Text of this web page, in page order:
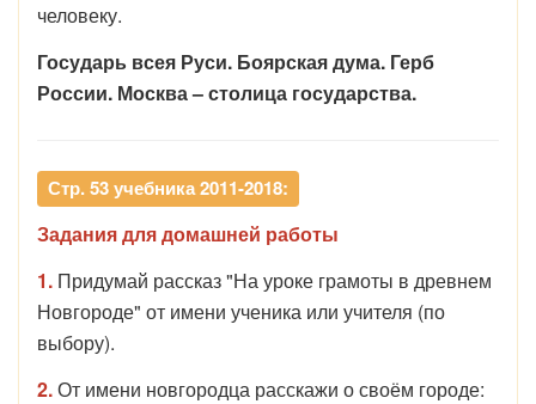
человеку.
Государь всея Руси. Боярская дума. Герб
России. Москва – столица государства.
Стр. 53 учебника 2011-2018:
Задания для домашней работы
1. Придумай рассказ "На уроке грамоты в древнем
Новгороде" от имени ученика или учителя (по
выбору).
2.От имени новгородца расскажи о своём городе: